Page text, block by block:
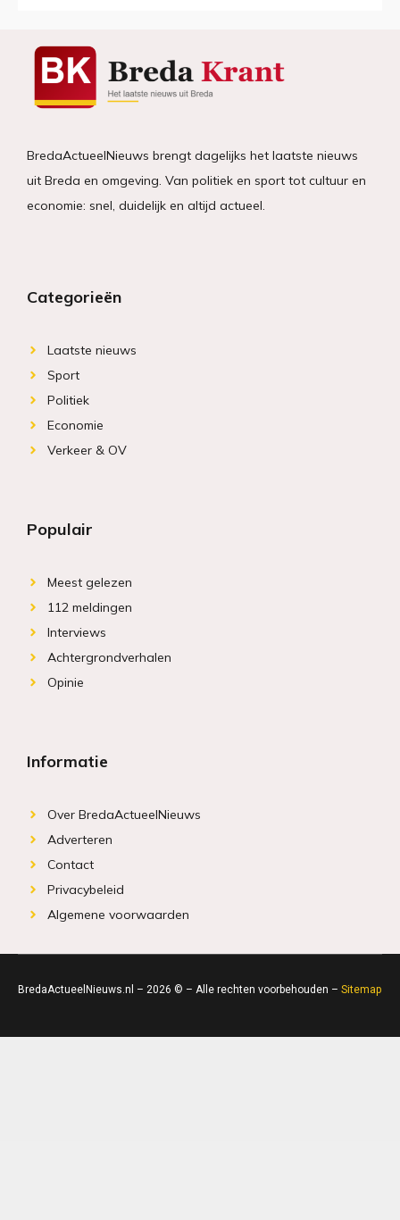
BredaActueelNieuws brengt dagelijks het laatste nieuws
uit Breda en omgeving. Van politiek en sport tot cultuur en
economie: snel, duidelijk en altijd actueel.
Categorieën
Laatste nieuws
Sport
Politiek
Economie
Verkeer & OV
Populair
Meest gelezen
112 meldingen
Interviews
Achtergrondverhalen
Opinie
Informatie
Over BredaActueelNieuws
Adverteren
Contact
Privacybeleid
Algemene voorwaarden
BredaActueelNieuws.nl – 2026 © – Alle rechten voorbehouden – Sitemap